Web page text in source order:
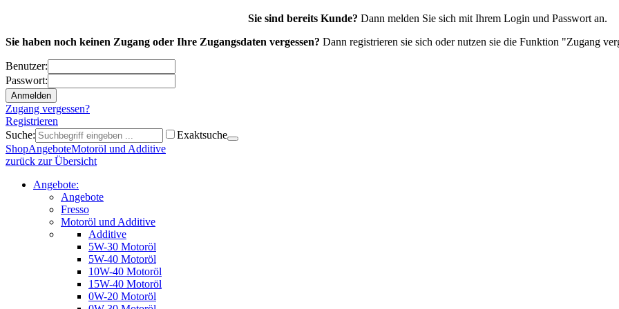
Sie sind bereits Kunde? Dann melden Sie sich mit Ihrem Login und Passwort an.
Sie haben noch keinen Zugang oder Ihre Zugangsdaten vergessen? Dann registrieren sie sich oder nutzen sie die Funktion "Zugang
Benutzer:
Passwort:
Zugang vergessen?
Registrieren
Suche:
Exaktsuche
ShopAngeboteMotoröl und Additive
zurück zur Übersicht
Angebote:
Angebote
Fresso
Motoröl und Additive
Additive
5W-30 Motoröl
5W-40 Motoröl
10W-40 Motoröl
15W-40 Motoröl
0W-20 Motoröl